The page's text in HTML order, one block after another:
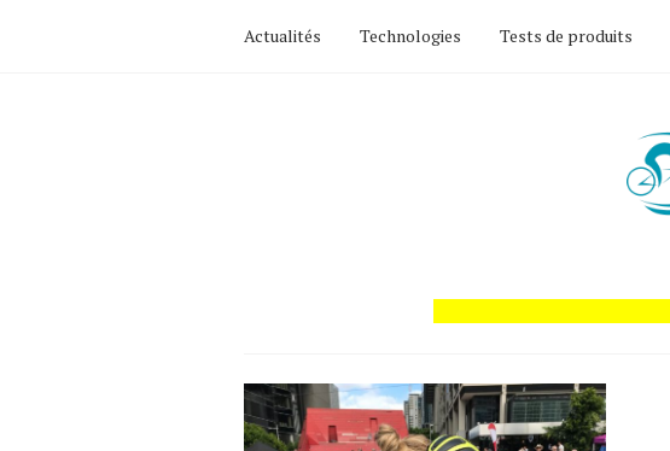
Actualités Technologies Tests de produits